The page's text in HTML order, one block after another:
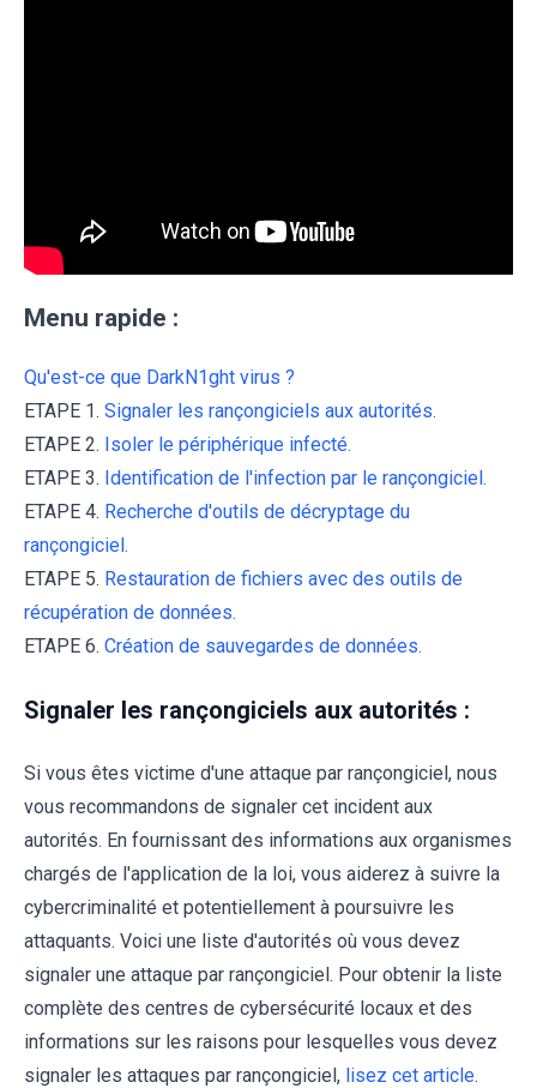
Menu rapide :
Qu'est-ce que DarkN1ght virus ?
ETAPE 1. Signaler les rançongiciels aux autorités.
ETAPE 2. Isoler le périphérique infecté.
ETAPE 3. Identification de l'infection par le rançongiciel.
ETAPE 4. Recherche d'outils de décryptage du
rançongiciel.
ETAPE 5. Restauration de fichiers avec des outils de
récupération de données.
ETAPE 6. Création de sauvegardes de données.
Signaler les rançongiciels aux autorités :
Si vous êtes victime d'une attaque par rançongiciel, nous
vous recommandons de signaler cet incident aux
autorités. En fournissant des informations aux organismes
chargés de l'application de la loi, vous aiderez à suivre la
cybercriminalité et potentiellement à poursuivre les
attaquants. Voici une liste d'autorités où vous devez
signaler une attaque par rançongiciel. Pour obtenir la liste
complète des centres de cybersécurité locaux et des
informations sur les raisons pour lesquelles vous devez
signaler les attaques par rançongiciel, lisez cet article.